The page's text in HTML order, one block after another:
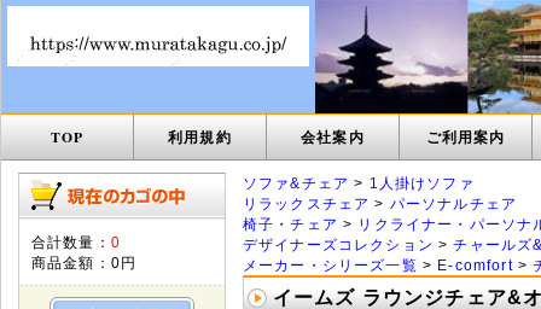
TOP 利用規約 会社案内 ご利用案内
合計数量： 0
商品金額： 0円
ソファ&チェア > 1人掛けソファ
リラックスチェア > パーソナルチェア
椅子・チェア > リクライナー・パーソナ
デザイナーズコレクション >チャールズ
メーカー・シリーズ一覧 > E-comfort>
イームズ ラウンジチェア&